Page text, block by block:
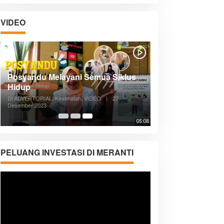
VIDEO
05:08
Posyandu Melayani Semua Siklus
Hidup
Di ADVERTORIAL, Kesehatan, VIDEO |
27
Desember 2023
PELUANG INVESTASI DI MERANTI